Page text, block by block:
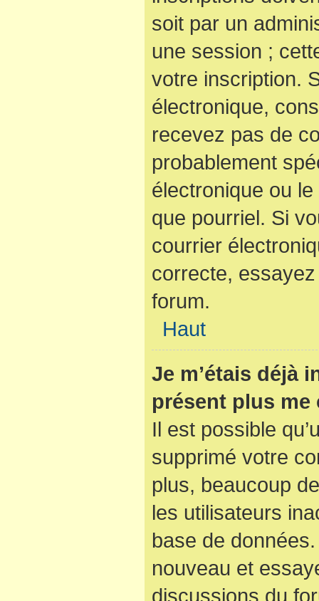
soit par un
une session ;
votre inscription.
électronique,
recevez pas de
probablement
électronique ou
que pourriel. Si
courrier
correcte,
forum.
Haut
Je m’étais déjà
présent plus
Il est possible
supprimé votre
plus, beaucoup
les utilisateurs
base de
nouveau et
discussions du